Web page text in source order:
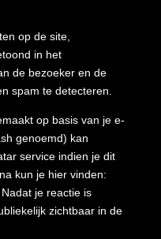
op de site,
in het
de bezoeker en de
spam te detecteren.
op basis van je e-
genoemd) kan
service indien je dit
kun je hier vinden:
je reactie is
zichtbaar in de